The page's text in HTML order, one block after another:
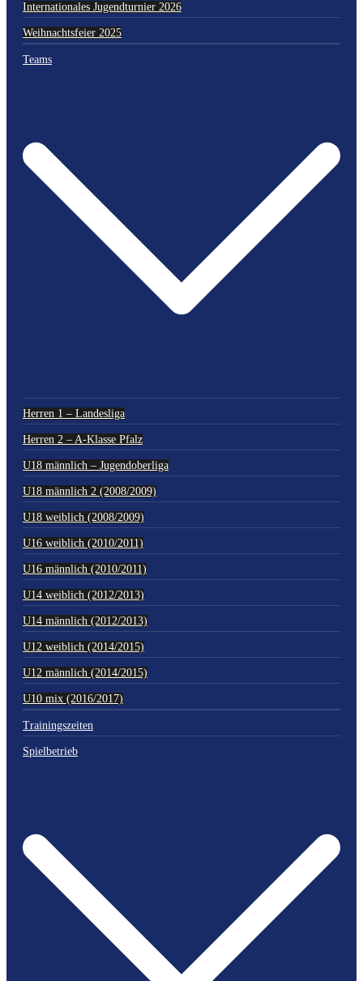
Internationales Jugendturnier 2026
Weihnachtsfeier 2025
Teams
Herren 1 – Landesliga
Herren 2 – A-Klasse Pfalz
U18 männlich – Jugendoberliga
U18 männlich 2 (2008/2009)
U18 weiblich (2008/2009)
U16 weiblich (2010/2011)
U16 männlich (2010/2011)
U14 weiblich (2012/2013)
U14 männlich (2012/2013)
U12 weiblich (2014/2015)
U12 männlich (2014/2015)
U10 mix (2016/2017)
Trainingszeiten
Spielbetrieb